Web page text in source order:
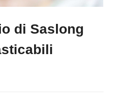
di Saslong